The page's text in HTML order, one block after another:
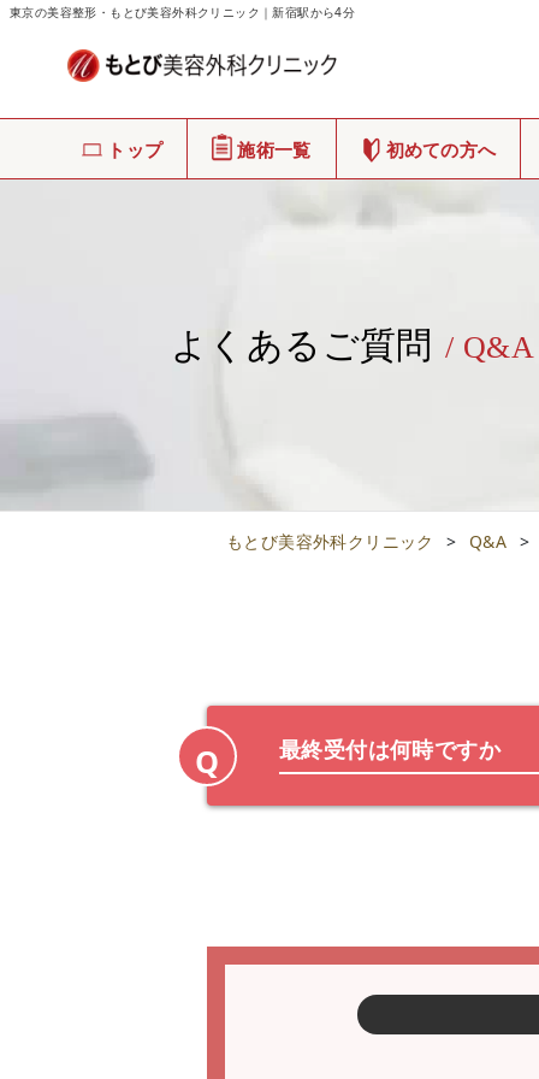
東京の美容整形・もとび美容外科クリニック｜新宿駅から4分
トップ 施術一覧 初めての方へ
よくあるご質問 / Q&A
もとび美容外科クリニック > Q&A >
Q 最終受付は何時ですか